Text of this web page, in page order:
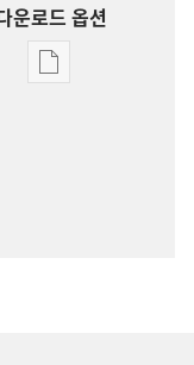
운로드 옵션
출판물